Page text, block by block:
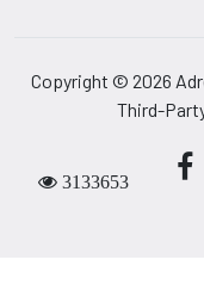
Copyright © 2026
Third-
3133653